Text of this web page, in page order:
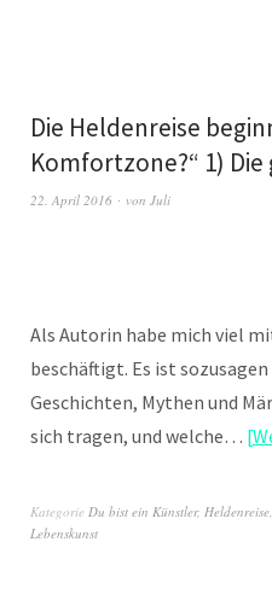
Die Heldenreise
Komfortzone?“ 1)
22. April 2016 von Juli
Als Autorin habe mich viel
beschäftigt. Es ist
Geschichten, Mythen und
sich tragen, und welche…
Kategorie Du bist ein Künstler, Heldenreise,
Lebenskunst